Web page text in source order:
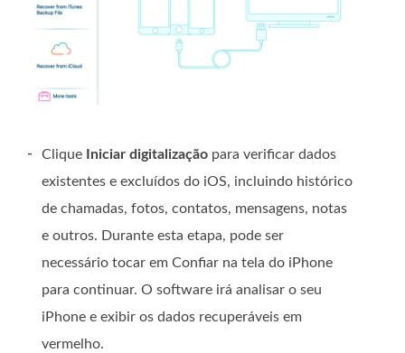
- Clique Iniciar digitalização para verificar dados
existentes e excluídos do iOS, incluindo histórico
de chamadas, fotos, contatos, mensagens, notas
e outros. Durante esta etapa, pode ser
necessário tocar em Confiar na tela do iPhone
para continuar. O software irá analisar o seu
iPhone e exibir os dados recuperáveis ​​em
vermelho.